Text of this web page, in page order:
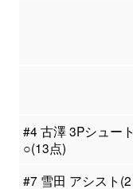
#4 古澤 3Pシュート
○(13点)
#7 雪田 アシスト(2